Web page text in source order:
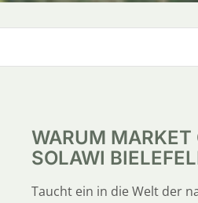
WARUM MARKET
SOLAWI
Taucht ein in die Welt der